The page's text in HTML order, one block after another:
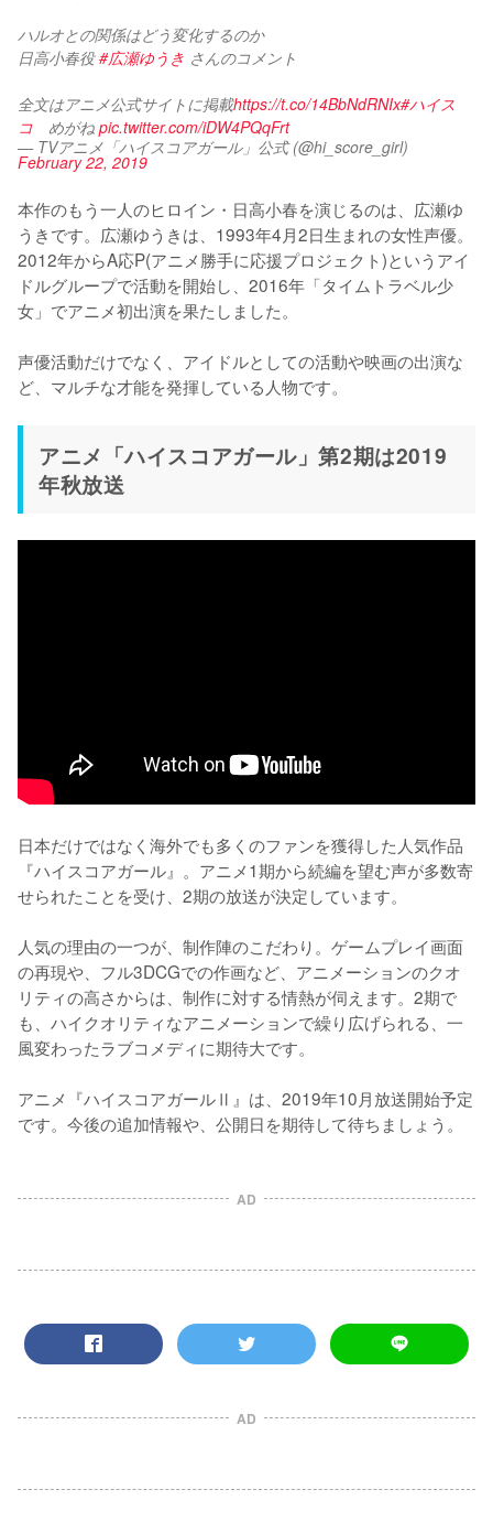
ハルオとの関係はどう変化するのか
日高小春役 #広瀬ゆうき さんのコメント
全文はアニメ公式サイトに掲載https://t.co/14BbNdRNIx#ハイス
コ めがね pic.twitter.com/iDW4PQqFrt
— TVアニメ「ハイスコアガール」公式 (@hi_score_girl)
February 22, 2019
本作のもう一人のヒロイン・日高小春を演じるのは、広瀬ゆ
うきです。広瀬ゆうきは、1993年4月2日生まれの女性声優。
2012年からA応P(アニメ勝手に応援プロジェクト)というアイ
ドルグループで活動を開始し、2016年「タイムトラベル少
女」でアニメ初出演を果たしました。
声優活動だけでなく、アイドルとしての活動や映画の出演な
ど、マルチな才能を発揮している人物です。
アニメ「ハイスコアガール」第2期は2019
年秋放送
日本だけではなく海外でも多くのファンを獲得した人気作品
『ハイスコアガール』。アニメ1期から続編を望む声が多数寄
せられたことを受け、2期の放送が決定しています。
人気の理由の一つが、制作陣のこだわり。ゲームプレイ画面
の再現や、フル3DCGでの作画など、アニメーションのクオ
リティの高さからは、制作に対する情熱が伺えます。2期で
も、ハイクオリティなアニメーションで繰り広げられる、一
風変わったラブコメディに期待大です。
アニメ『ハイスコアガールⅡ』は、2019年10月放送開始予定
です。今後の追加情報や、公開日を期待して待ちましょう。
AD
AD